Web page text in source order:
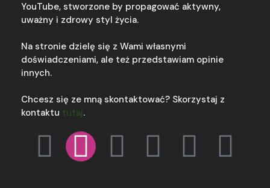
YouTube, stworzone by propagować aktywny,
uważny i zdrowy styl życia.
Na stronie dzielę się z Wami własnymi
doświadczeniami, ale też przedstawiam opinie
innych.
Chcesz się ze mną skontaktować? Skorzystaj z
kontaktu tutaj.